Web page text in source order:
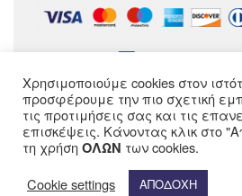
ΑΚΟΛΟΥΘΗΣΕ ΜΑΣ
Χρησιμοποιούμε cookies στον
προσφέρουμε την πιο σχετική
τις προτιμήσεις σας και τις
επισκέψεις. Κάνοντας κλικ στο
τη χρήσηΟΛΩΝ των cookies.
Cookie settings
ΑΠΟΔΟΧΗ